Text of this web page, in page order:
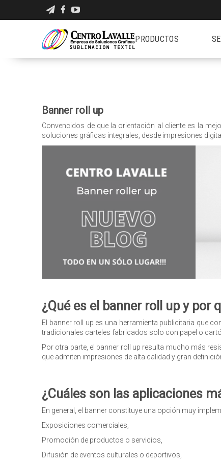
PRODUCTOS
Banner roll up
Convencidos de que la orientación al cliente es la
soluciones gráficas integrales, desde impresiones
¿Qué es el banner roll up y por
El banner roll up es una herramienta publicitaria que
tradicionales carteles fabricados solo con papel o
Por otra parte, el banner roll up resulta mucho más
que admiten impresiones de alta calidad y gran
¿Cuáles son las aplicaciones
En general, el banner constituye una opción muy
Exposiciones comerciales,
Promoción de productos o servicios,
Difusión de eventos culturales o deportivos,